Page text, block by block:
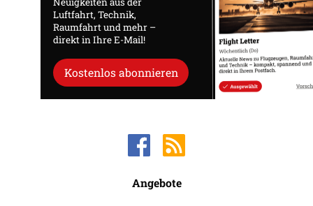
Luftfahrt, Technik,
Raumfahrt und mehr –
direkt in Ihre E-Mail!
Kostenlos abonnieren
Angebote